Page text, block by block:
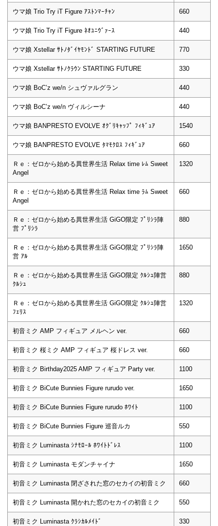
ウマ娘 Trio Try iT Figure ｱｽﾄﾝﾏｰﾁｬﾝ 660
ウマ娘 Trio Try iT Figure ﾈｵﾕﾆｳﾞｧｰｽ 440
ウマ娘 Xstellar ｻﾄﾉﾀﾞｲﾔﾓﾝﾄﾞ STARTING FUTURE 770
ウマ娘 Xstellar ｻﾄﾉｸﾗｳﾝ STARTING FUTURE 330
ウマ娘 BoC’z we/n シュヴァルグラン 440
ウマ娘 BoC’z we/n ヴィルシーナ 440
ウマ娘 BANPRESTO EVOLVE ｵｸﾞﾘｷｬｯﾌﾟ ﾌｨｷﾞｭｱ 1540
ウマ娘 BANPRESTO EVOLVE ﾀﾏﾓｸﾛｽ ﾌｨｷﾞｭｱ 660
Ｒｅ：ゼロから始める異世界生活 Relax time ﾚﾑ Sweet
Angel
1320
Ｒｅ：ゼロから始める異世界生活 Relax time ﾗﾑ Sweet
Angel
660
Ｒｅ：ゼロから始める異世界生活 GiGO限定 ﾌﾟﾘｼﾗ陣
営 ﾌﾟﾘｼﾗ
880
Ｒｅ：ゼロから始める異世界生活 GiGO限定 ﾌﾟﾘｼﾗ陣
営 ｱﾙ
1650
Ｒｅ：ゼロから始める異世界生活 GiGO限定 ｸﾙｼｭ陣営
ｸﾙｼｭ
880
Ｒｅ：ゼロから始める異世界生活 GiGO限定 ｸﾙｼｭ陣営
ﾌｪﾘｽ
1320
初音ミク AMP フィギュア メルヘン ver. 660
初音ミク 桜ミク AMP フィギュア 桜ドレス ver. 660
初音ミク Birthday2025 AMP フィギュア Party ver. 1100
初音ミク BiCute Bunnies Figure rurudo ver. 1650
初音ミク BiCute Bunnies Figure rurudo ﾎﾜｲﾄ 1100
初音ミク BiCute Bunnies Figure 巡音ルカ 550
初音ミク Luminasta ｼﾅﾓﾛｰﾙ ﾎﾜｲﾄﾄﾞﾚｽ 1100
初音ミク Luminasta モダンチャイナ 1650
初音ミク Luminasta 閉ざされた窓のセカイの初音ミク 660
初音ミク Luminasta 開かれた窓のセカイの初音ミク 550
初音ミク Luminasta ｸﾗｼｶﾙﾒｲﾄﾞ 330